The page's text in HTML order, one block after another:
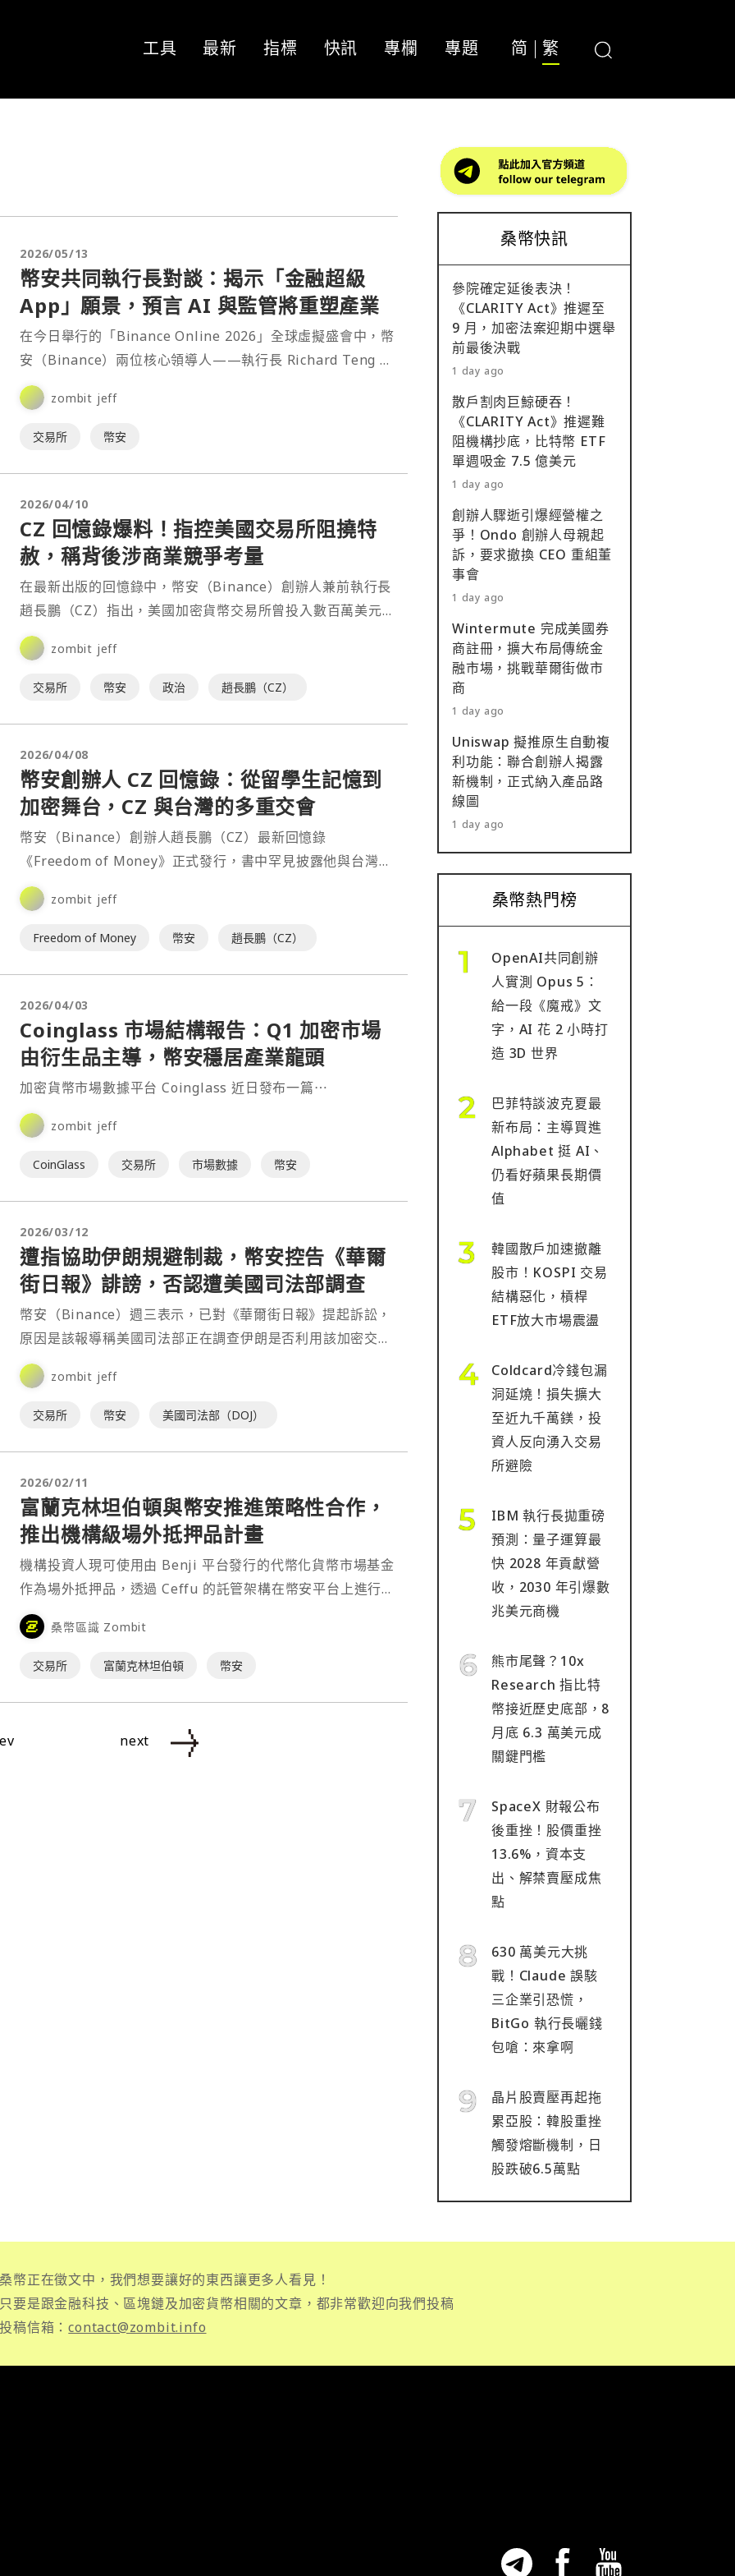
工具 最新 指標 快訊 專欄 專題 简 繁
2026/05/13
幣安共同執行長對談：揭示「金融超級
App」願景，預言 AI 與監管將重塑產業
在今日舉行的「Binance Online 2026」全球虛擬盛會中，幣
安（Binance）兩位核心領導人——執行長 Richard Teng 與
聯合創始人何一，針⋯
zombit jeff
交易所 幣安
2026/04/10
CZ 回憶錄爆料！指控美國交易所阻撓特
赦，稱背後涉商業競爭考量
在最新出版的回憶錄中，幣安（Binance）創辦人兼前執行長
趙長鵬（CZ）指出，美國加密貨幣交易所曾投入數百萬美元，
試圖阻止他獲得美國總統川普的特赦。⋯
zombit jeff
交易所 幣安 政治 趙長鵬（CZ）
2026/04/08
幣安創辦人 CZ 回憶錄：從留學生記憶到
加密舞台，CZ 與台灣的多重交會
幣安（Binance）創辦人趙長鵬（CZ）最新回憶錄
《Freedom of Money》正式發行，書中罕見披露他與台灣的
多段人生交集。從年少求學的文化連結，到創業後⋯
zombit jeff
Freedom of Money 幣安 趙長鵬（CZ）
2026/04/03
Coinglass 市場結構報告：Q1 加密市場
由衍生品主導，幣安穩居產業龍頭
加密貨幣市場數據平台 Coinglass 近日發布一篇⋯
zombit jeff
CoinGlass 交易所 市場數據 幣安
2026/03/12
遭指協助伊朗規避制裁，幣安控告《華爾
街日報》誹謗，否認遭美國司法部調查
幣安（Binance）週三表示，已對《華爾街日報》提起訴訟，
原因是該報導稱美國司法部正在調查伊朗是否利用該加密交易
所規避美國制裁。⋯
zombit jeff
交易所 幣安 美國司法部（DOJ）
2026/02/11
富蘭克林坦伯頓與幣安推進策略性合作，
推出機構級場外抵押品計畫
機構投資人現可使用由 Benji 平台發行的代幣化貨幣市場基金
作為場外抵押品，透過 Ceffu 的託管架構在幣安平台上進行交
易。⋯
桑幣區識 Zombit
交易所 富蘭克林坦伯頓 幣安
next
桑幣快訊
參院確定延後表決！
《CLARITY Act》推遲至
9 月，加密法案迎期中選舉
前最後決戰
1 day ago
散戶割肉巨鯨硬吞！
《CLARITY Act》推遲難
阻機構抄底，比特幣 ETF
單週吸金 7.5 億美元
1 day ago
創辦人驟逝引爆經營權之
爭！Ondo 創辦人母親起
訴，要求撤換 CEO 重組董
事會
1 day ago
Wintermute 完成美國券
商註冊，擴大布局傳統金
融市場，挑戰華爾街做市
商
1 day ago
Uniswap 擬推原生自動複
利功能：聯合創辦人揭露
新機制，正式納入產品路
線圖
1 day ago
桑幣熱門榜
OpenAI共同創辦
人實測 Opus 5：
給一段《魔戒》文
字，AI 花 2 小時打
造 3D 世界
巴菲特談波克夏最
新布局：主導買進
Alphabet 挺 AI、
仍看好蘋果長期價
值
韓國散戶加速撤離
股市！KOSPI 交易
結構惡化，槓桿
ETF放大市場震盪
Coldcard冷錢包漏
洞延燒！損失擴大
至近九千萬鎂，投
資人反向湧入交易
所避險
IBM 執行長拋重磅
預測：量子運算最
快 2028 年貢獻營
收，2030 年引爆數
兆美元商機
熊市尾聲？10x
Research 指比特
幣接近歷史底部，8
月底 6.3 萬美元成
關鍵門檻
SpaceX 財報公布
後重挫！股價重挫
13.6%，資本支
出、解禁賣壓成焦
點
630 萬美元大挑
戰！Claude 誤駭
三企業引恐慌，
BitGo 執行長曬錢
包嗆：來拿啊
晶片股賣壓再起拖
累亞股：韓股重挫
觸發熔斷機制，日
股跌破6.5萬點
桑幣正在徵文中，我們想要讓好的東西讓更多人看見！
只要是跟金融科技、區塊鏈及加密貨幣相關的文章，都非常歡迎向我們投稿
投稿信箱：contact@zombit.info